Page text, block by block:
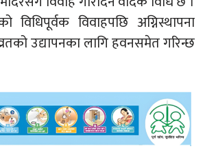
विधिपूर्वक विवाहपछि अग्निस्थापना
उद्यापनका लागि हवनसमेत गरिन्छ